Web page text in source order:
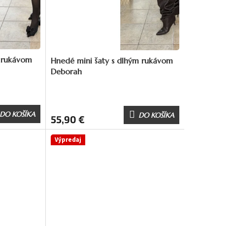
DO KOŠÍKA
Hnedé mini šaty s dlhým rukávom
Deborah
55,90 € DO KOŠÍKA
Výpredaj